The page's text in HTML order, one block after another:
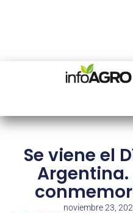
Se viene el
Argentina.
noviembre 23,